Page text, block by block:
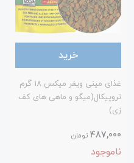
خرید
غذای مینی ویفر میکس 18 گرم
تروپیکال(میگو و ماهی های کف
487,000 تومان
ناموجود